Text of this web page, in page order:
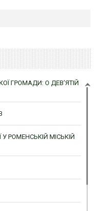
ГРОМАДИ: О ДЕВ’ЯТІЙ
РОМЕНСЬКІЙ МІСЬКІЙ